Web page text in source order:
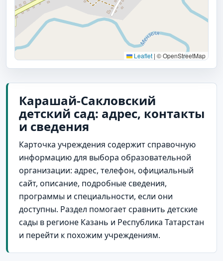
Leaflet | © OpenStreetMap
Карашай-Сакловский
детский сад: адрес, контакты
и сведения
Карточка учреждения содержит справочную
информацию для выбора образовательной
организации: адрес, телефон, официальный
сайт, описание, подробные сведения,
программы и специальности, если они
доступны. Раздел помогает сравнить детские
сады в регионе Казань и Республика Татарстан
и перейти к похожим учреждениям.